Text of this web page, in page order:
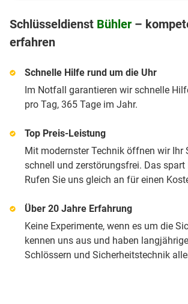
Schlüsseldienst Bühler –
erfahren
Schnelle Hilfe rund um die Uhr
Im Notfall garantieren wir schnelle
pro Tag, 365 Tage im Jahr.
Top Preis-Leistung
Mit modernster Technik öffnen wir Ihr
schnell und zerstörungsfrei. Das spart
Rufen Sie uns gleich an für einen
Über 20 Jahre Erfahrung
Keine Experimente, wenn es um die
kennen uns aus und haben
Schlössern und Sicherheitstechnik